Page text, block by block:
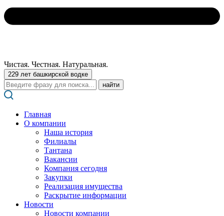
Чистая. Честная. Натуральная.
229 лет башкирской водке
Поиск:
Главная
О компании
Наша история
Филиалы
Тантана
Вакансии
Компания сегодня
Закупки
Реализация имущества
Раскрытие информации
Новости
Новости компании